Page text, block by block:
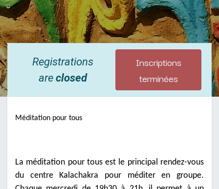
Registrations
areclosed
Inscriptions
terminées
Méditation pour tous
La méditation pour tous est le principal rendez-vous
du centre Kalachakra pour méditer en groupe.